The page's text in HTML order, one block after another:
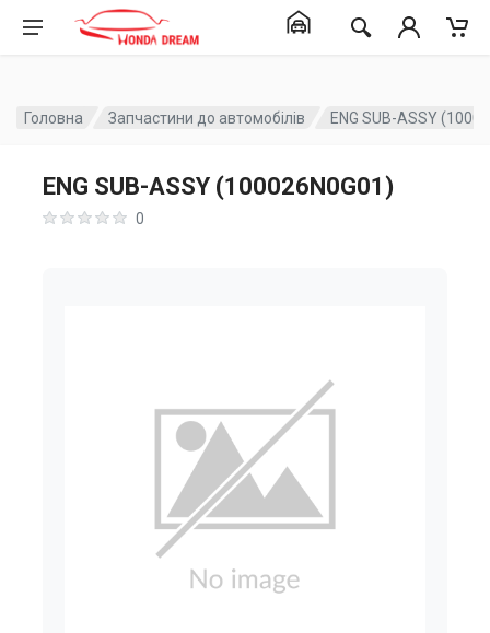
Головна Запчастини до автомобілів ENG SUB-ASSY
ENG SUB-ASSY (100026N0G01)
0